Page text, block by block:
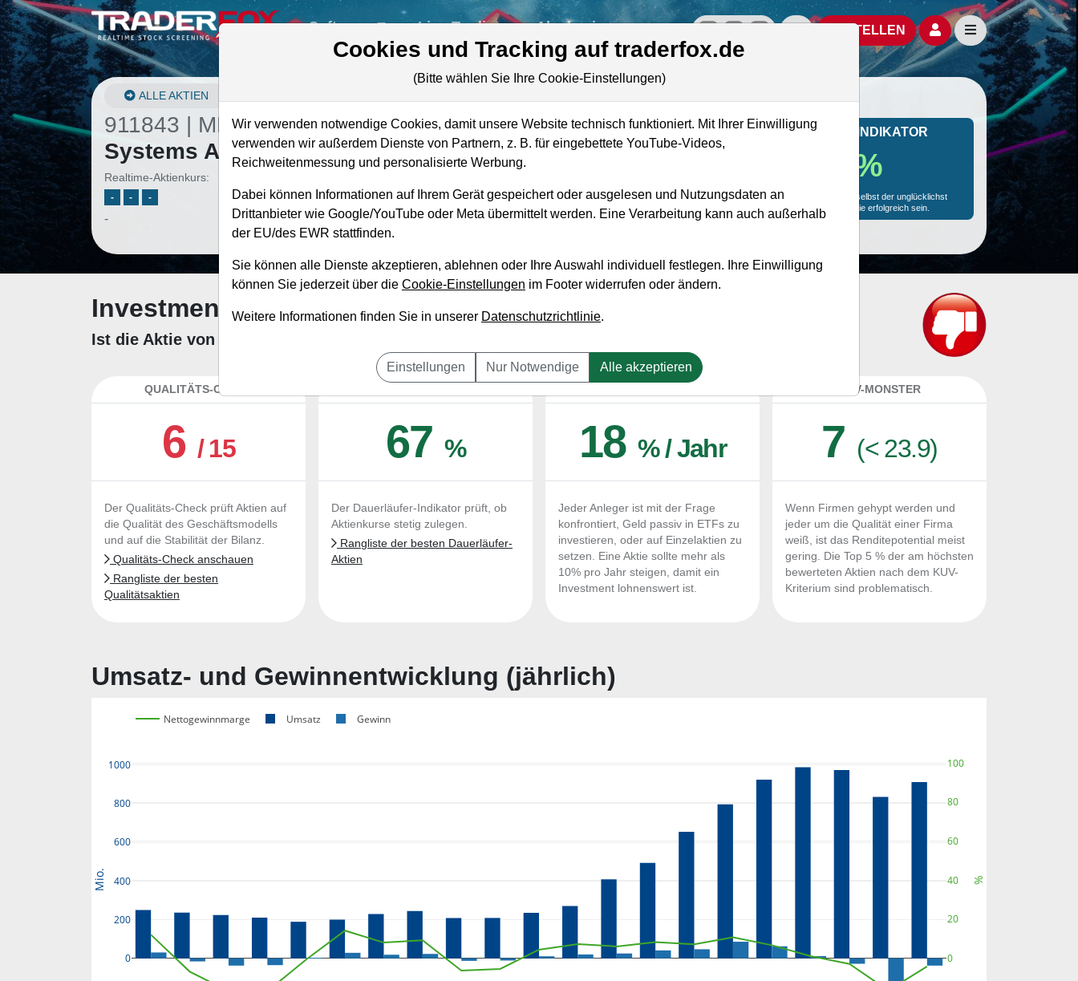
Software Live-Trading Akademie offizielle Social Media-AccountsAktien- und Artikelsuche öffnen
BESTELLEN Seitennavigation
ALLE AKTIEN
911843 | MRCY–Mercury
Systems Aktie
Realtime-Aktienkurs:
- - -
-
Marktkapitalisierung 6,46 Mrd. USD
Unternehmenswert
Umsatz 912,02 Mio. USD
MONKEY-TRADER INDIKATOR
80.2 %
Mit 80.2 % Wahrscheinlichkeit wird selbst der unglücklichst
agierende Trader mit dieser Aktie erfolgreich sein.
Investment-Check: Kaufempfehlung?
Ist die Aktie von Mercury Systems zum Kaufen und Liegenlassen geeignet?
QUALITÄTS-CHECK
6 / 15
Der Qualitäts-Check prüft Aktien auf
die Qualität des Geschäftsmodells
und auf die Stabilität der Bilanz.
Qualitäts-Check anschauen
Rangliste der besten
Qualitätsaktien
67 %
Der Dauerläufer-Indikator prüft, ob
Aktienkurse stetig zulegen.
Rangliste der besten Dauerläufer-
Aktien
18 % / Jahr
Jeder Anleger ist mit der Frage
konfrontiert, Geld passiv in ETFs zu
investieren, oder auf Einzelaktien zu
setzen. Eine Aktie sollte mehr als
10% pro Jahr steigen, damit ein
Investment lohnenswert ist.
KUV-MONSTER
7 (< 23.9)
Wenn Firmen gehypt werden und
jeder um die Qualität einer Firma
weiß, ist das Renditepotential meist
gering. Die Top 5 % der am höchsten
bewerteten Aktien nach dem KUV-
Kriterium sind problematisch.
Umsatz- und Gewinnentwicklung (jährlich)
0
200
400
600
800
1000
0
20
40
60
80
100
Nettogewinnmarge Umsatz Gewinn
Mio. %
Cookies und Tracking auf traderfox.de
(Bitte wählen Sie Ihre Cookie-Einstellungen)
Wir verwenden notwendige Cookies, damit unsere Website technisch funktioniert. Mit Ihrer Einwilligung
verwenden wir außerdem Dienste von Partnern, z. B. für eingebettete YouTube-Videos,
Reichweitenmessung und personalisierte Werbung.
Dabei können Informationen auf Ihrem Gerät gespeichert oder ausgelesen und Nutzungsdaten an
Drittanbieter wie Google/YouTube oder Meta übermittelt werden. Eine Verarbeitung kann auch außerhalb
der EU/des EWR stattfinden.
Sie können alle Dienste akzeptieren, ablehnen oder Ihre Auswahl individuell festlegen. Ihre Einwilligung
können Sie jederzeit über die Cookie-Einstellungen im Footer widerrufen oder ändern.
Weitere Informationen finden Sie in unserer Datenschutzrichtlinie.
Einstellungen Nur Notwendige Alle akzeptieren